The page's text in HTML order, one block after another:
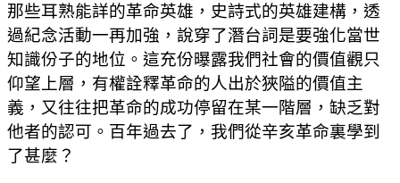
那些耳熟能詳的革命英雄，史詩式的英雄建構，透
過紀念活動一再加強，說穿了潛台詞是要強化當世
知識份子的地位。這充份曝露我們社會的價值觀只
仰望上層，有權詮釋革命的人出於狹隘的價值主
義，又往往把革命的成功停留在某一階層，缺乏對
他者的認可。百年過去了，我們從辛亥革命裏學到
了甚麼？